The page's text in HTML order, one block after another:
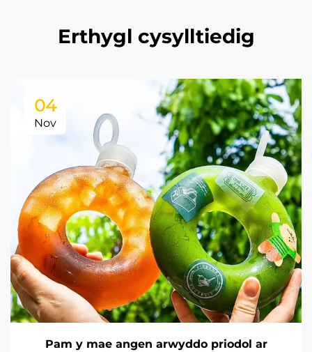
Erthygl cysylltiedig
04
Nov
Pam y mae angen arwyddo priodol ar